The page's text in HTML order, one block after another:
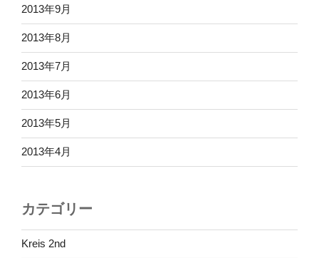
2013年9月
2013年8月
2013年7月
2013年6月
2013年5月
2013年4月
カテゴリー
Kreis 2nd